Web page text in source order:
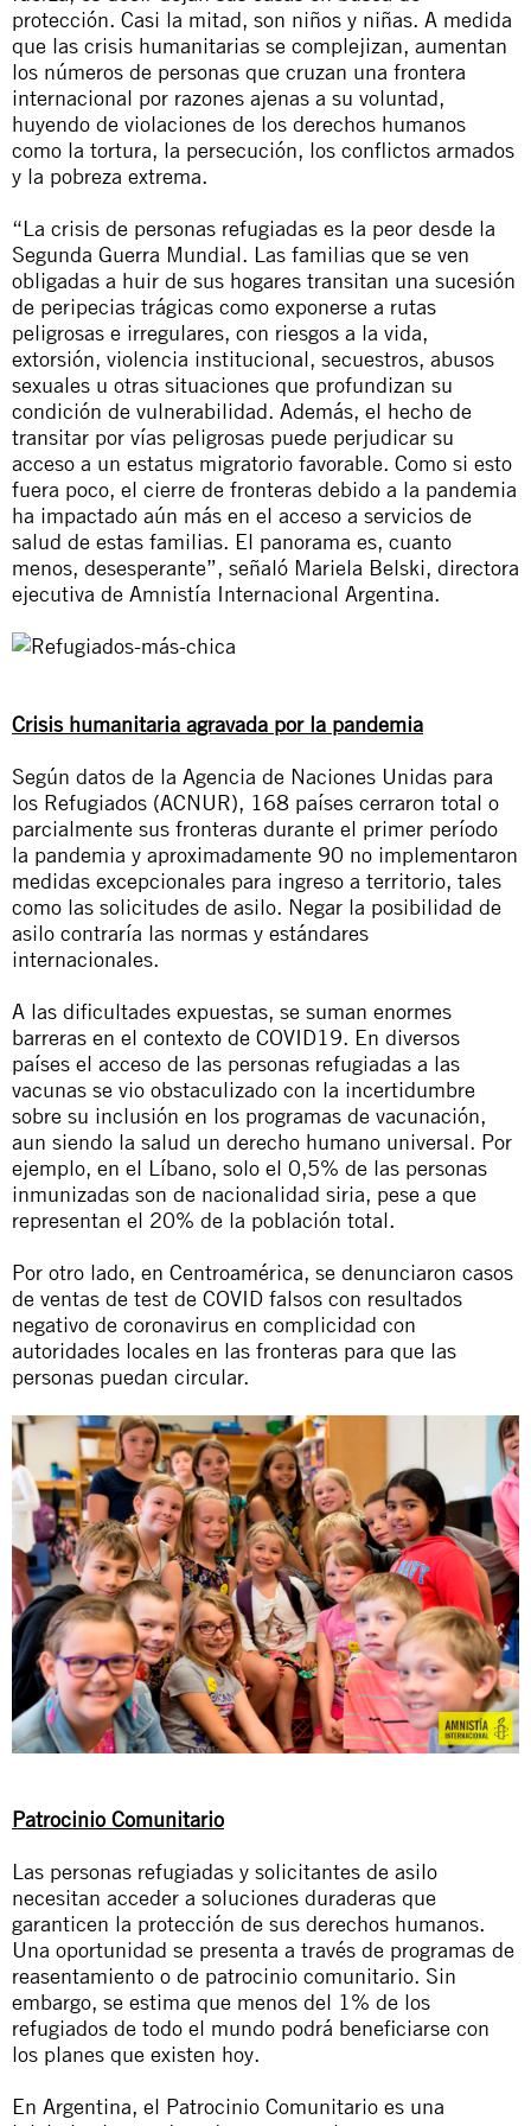
protección. Casi la mitad, son niños y niñas. A medida
que las crisis humanitarias se complejizan, aumentan
los números de personas que cruzan una frontera
internacional por razones ajenas a su voluntad,
huyendo de violaciones de los derechos humanos
como la tortura, la persecución, los conflictos armados
y la pobreza extrema.
“La crisis de personas refugiadas es la peor desde la
Segunda Guerra Mundial. Las familias que se ven
obligadas a huir de sus hogares transitan una sucesión
de peripecias trágicas como exponerse a rutas
peligrosas e irregulares, con riesgos a la vida,
extorsión, violencia institucional, secuestros, abusos
sexuales u otras situaciones que profundizan su
condición de vulnerabilidad. Además, el hecho de
transitar por vías peligrosas puede perjudicar su
acceso a un estatus migratorio favorable. Como si esto
fuera poco, el cierre de fronteras debido a la pandemia
ha impactado aún más en el acceso a servicios de
salud de estas familias. El panorama es, cuanto
menos, desesperante”, señaló Mariela Belski, directora
ejecutiva de Amnistía Internacional Argentina.
Crisis humanitaria agravada por la pandemia
Según datos de la Agencia de Naciones Unidas para
los Refugiados (ACNUR), 168 países cerraron total o
parcialmente sus fronteras durante el primer período
la pandemia y aproximadamente 90 no implementaron
medidas excepcionales para ingreso a territorio, tales
como las solicitudes de asilo. Negar la posibilidad de
asilo contraría las normas y estándares
internacionales.
A las dificultades expuestas, se suman enormes
barreras en el contexto de COVID19. En diversos
países el acceso de las personas refugiadas a las
vacunas se vio obstaculizado con la incertidumbre
sobre su inclusión en los programas de vacunación,
aun siendo la salud un derecho humano universal. Por
ejemplo, en el Líbano, solo el 0,5% de las personas
inmunizadas son de nacionalidad siria, pese a que
representan el 20% de la población total.
Por otro lado, en Centroamérica, se denunciaron casos
de ventas de test de COVID falsos con resultados
negativo de coronavirus en complicidad con
autoridades locales en las fronteras para que las
personas puedan circular.
Patrocinio Comunitario
Las personas refugiadas y solicitantes de asilo
necesitan acceder a soluciones duraderas que
garanticen la protección de sus derechos humanos.
Una oportunidad se presenta a través de programas de
reasentamiento o de patrocinio comunitario. Sin
embargo, se estima que menos del 1% de los
refugiados de todo el mundo podrá beneficiarse con
los planes que existen hoy.
En Argentina, el Patrocinio Comunitario es una